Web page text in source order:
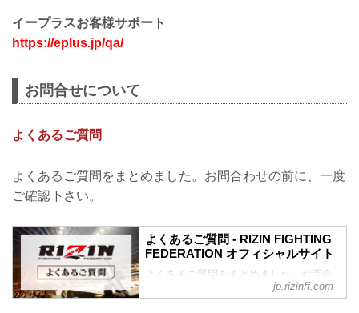
イープラスお客様サポート
https://eplus.jp/qa/
お問合せについて
よくあるご質問
よくあるご質問をまとめました。お問合わせの前に、一度
ご確認下さい。
よくあるご質問 - RIZIN FIGHTING
FEDERATION オフィシャルサイト
よくあるご質問をまとめました。お問合
わせの前に、一度ご確認下さい。jp.rizinff.com